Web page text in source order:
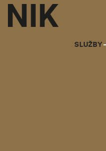
SLUŽBY